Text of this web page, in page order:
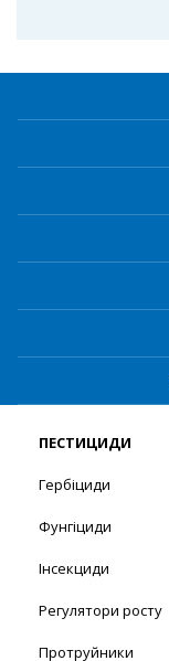
ПЕСТИЦИДИ
Гербіциди
Фунгіциди
Інсекциди
Регулятори росту
Протруйники